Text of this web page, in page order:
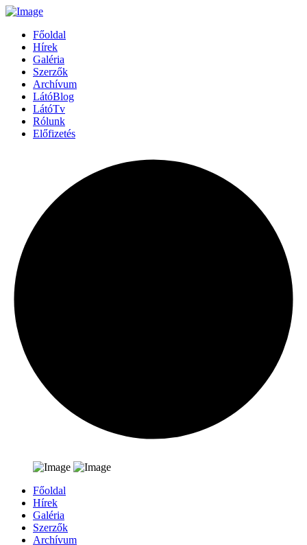
Főoldal
Hírek
Galéria
Szerzők
Archívum
LátóBlog
LátóTv
Rólunk
Előfizetés
Főoldal
Hírek
Galéria
Szerzők
Archívum